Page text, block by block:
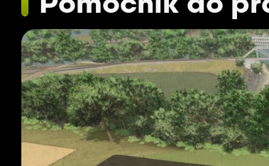
Pomocnik do